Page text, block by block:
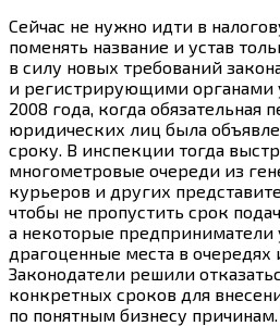
Сейчас не нужно идти в
поменять название и устав
в силу новых требований
и регистрирующими органами
2008 года, когда обязательная
юридических лиц была
сроку. В инспекции тогда
многометровые очереди из
курьеров и других
чтобы не пропустить срок
а некоторые предприниматели
драгоценные места в очередях
Законодатели решили
конкретных сроков для
по понятным бизнесу